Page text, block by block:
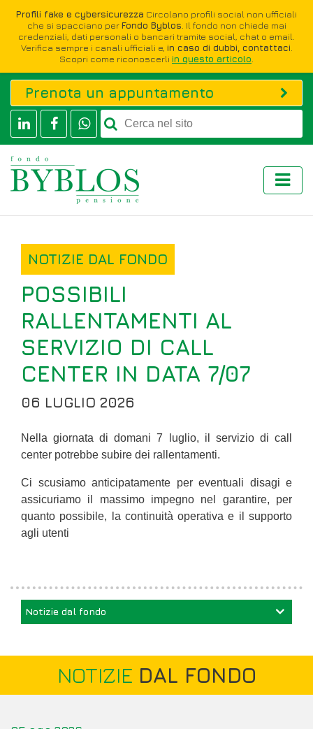
Profili fake e cybersicurezza Circolano profili social non ufficiali
che si spacciano perFondo Byblos . Il fondo non chiede mai
credenziali, dati personali o bancari tramite social, chat o email.
Verifica sempre i canali ufficiali e, in caso di dubbi, contattaci
Scopri come riconoscerli in questo articolo
Prenota un appuntamento
NOTIZIE DAL FONDO
POSSIBILI
RALLENTAMENTI AL
SERVIZIO DI CALL
CENTER IN DATA 7/07
06 LUGLIO 2026
Nella giornata di domani 7 luglio, il servizio di call
center potrebbe subire dei rallentamenti.
Ci scusiamo anticipatamente per eventuali disagi e
assicuriamo il massimo impegno nel garantire, per
quanto possibile, la continuità operativa e il supporto
agli utenti
Notizie dal fondo
NOTIZIE DAL FONDO